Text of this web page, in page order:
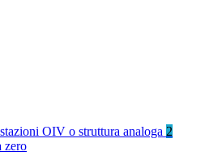
OIV o struttura analoga 2
zero